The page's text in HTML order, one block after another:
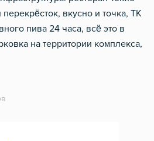
вкусно и точка, ТК
пива 24 часа, всё это в
на территории комплекса,